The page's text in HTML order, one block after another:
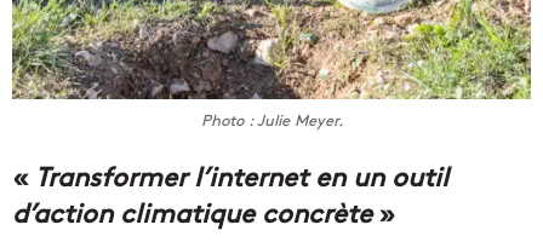
Photo : Julie Meyer.
« Transformer l’internet en un outil
d’action climatique concrète»